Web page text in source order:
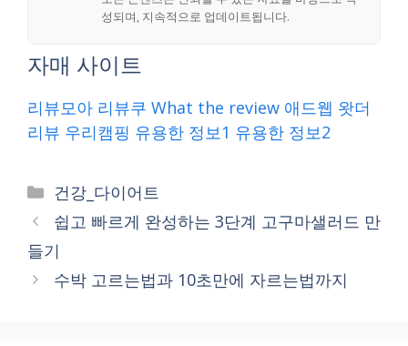
성되며, 지속적으로 업데이트됩니다.
자매 사이트
리뷰모아 리뷰쿠 What the review 애드웹 왓더
리뷰 우리캠핑 유용한 정보1 유용한 정보2
Categories
건강_다이어트
쉽고 빠르게 완성하는 3단계 고구마샐러드 만
들기
수박 고르는법과 10초만에 자르는법까지